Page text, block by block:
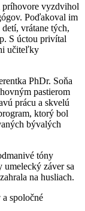
príhovore vyzdvihol
Poďakoval im
vrátane tých,
S úctou privítal
učiteľky
PhDr. Soňa
pastierom
prácu a skvelú
ktorý bol
bývalých
tóny
záver sa
na husliach.
spoločné